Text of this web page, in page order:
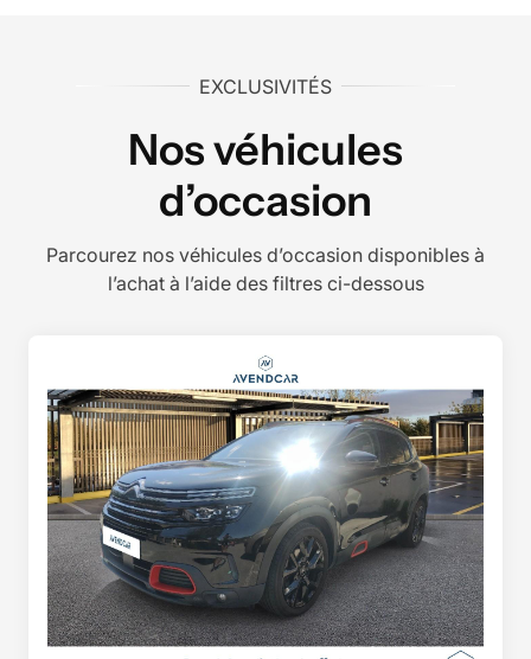
EXCLUSIVITÉS
Nos véhicules
d’occasion
Parcourez nos véhicules d’occasion disponibles à
l’achat à l’aide des filtres ci-dessous